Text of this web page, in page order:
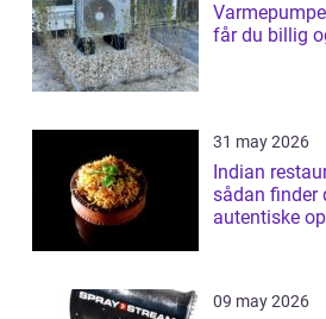
får du billig
31 may 2026
Indian
sådan finder
autentiske
09 may 2026